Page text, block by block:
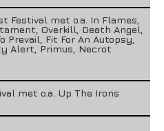
Festival met o.a. In Flames,
Overkill, Death Angel,
Prevail, Fit For An Autopsy,
Alert, Primus, Necrot
met o.a. Up The Irons